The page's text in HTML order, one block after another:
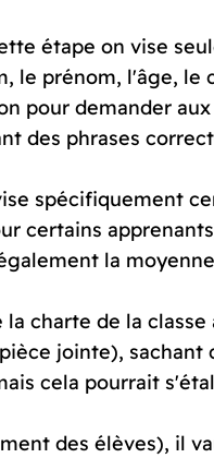
étape on vise
le prénom, l'âge, le
pour demander
des phrases
spécifiquement
certains
la
charte de la
jointe), sachant
cela pourrait
des élèves), il